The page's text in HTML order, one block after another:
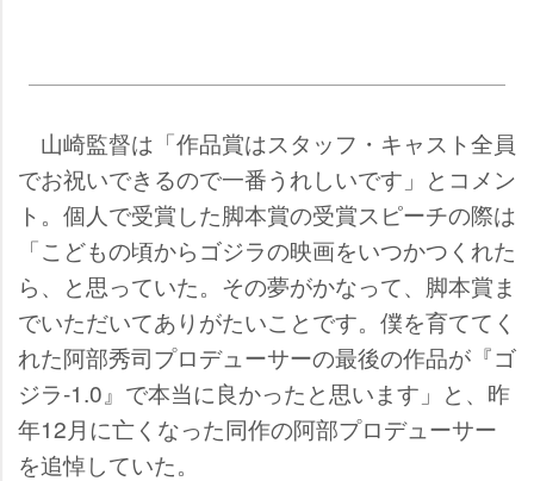
山崎監督は「作品賞はスタッフ・キャスト全員
でお祝いできるので一番うれしいです」とコメン
ト。個人で受賞した脚本賞の受賞スピーチの際は
「こどもの頃からゴジラの映画をいつかつくれた
ら、と思っていた。その夢がかなって、脚本賞ま
でいただいてありがたいことです。僕を育ててく
れた阿部秀司プロデューサーの最後の作品が『ゴ
ジラ-1.0』で本当に良かったと思います」と、昨
年12月に亡くなった同作の阿部プロデューサー
を追悼していた。